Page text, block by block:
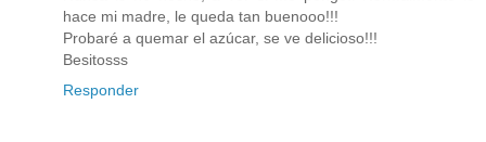
hace mi madre, le queda tan buenooo!!!
Probaré a quemar el azúcar, se ve delicioso!!!
Besitosss
Responder